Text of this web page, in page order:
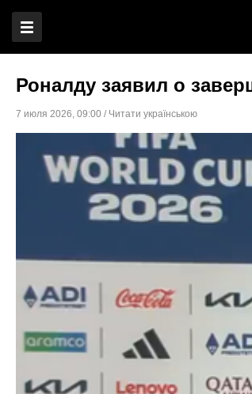
Роналду заявил о
7 июля 2026, 09:00 / Читати українською